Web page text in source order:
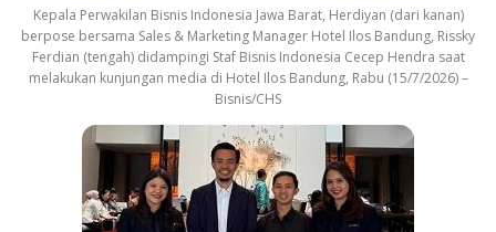
Kepala Perwakilan Bisnis Indonesia Jawa Barat, Herdiyan (dari kanan)
berpose bersama Sales & Marketing Manager Hotel Ilos Bandung, Rissky
Ferdian (tengah) didampingi Staf Bisnis Indonesia Cecep Hendra saat
melakukan kunjungan media di Hotel Ilos Bandung, Rabu (15/7/2026) –
Bisnis/CHS